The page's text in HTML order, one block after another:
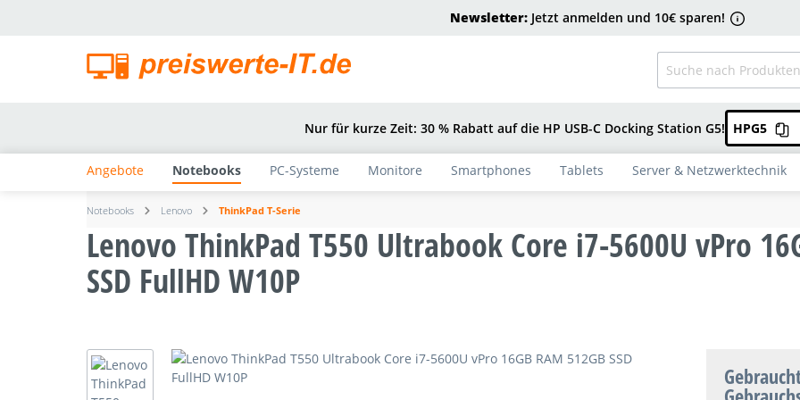
Newsletter:Jetzt anmelden und 10€ sparen!
Nur für kurze Zeit: 30 % Rabatt auf die HP USB-C Docking Station G5! HPG5
Angebote Notebooks PC-Systeme Monitore Smartphones Tablets Server & Netzwerktechnik
Notebooks Lenovo ThinkPad T-Serie
Lenovo ThinkPad T550 Ultrabook Core i7-5600U vPro
SSD FullHD W10P
Bildergalerie überspringen